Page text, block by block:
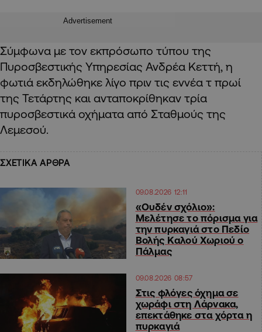
Advertisement
Σύμφωνα με τον εκπρόσωπο τύπου της
Πυροσβεστικής Υπηρεσίας Ανδρέα Κεττή, η
φωτιά εκδηλώθηκε λίγο πριν τις εννέα τ πρωί
της Τετάρτης και ανταποκρίθηκαν τρία
πυροσβεστικά οχήματα από Σταθμούς της
Λεμεσού.
ΣΧΕΤΙΚΑ ΑΡΘΡΑ
09.08.2026 12:11
«Ουδέν σχόλιο»:
Μελέτησε το πόρισμα για
την πυρκαγιά στο Πεδίο
Βολής Καλού Χωριού ο
Πάλμας
09.08.2026 08:57
Στις φλόγες όχημα σε
χωράφι στη Λάρνακα,
επεκτάθηκε στα χόρτα η
πυρκαγιά